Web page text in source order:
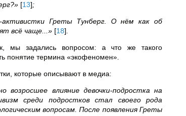
[13];
Греты Тунберг. О нём как об
всё чаще...» [18]
мы задались вопросом: а что же такого
понятие термина «экофеномен».
которые описывают в медиа:
возросшее влияние девочки-подростка на
среди подростков стал своего рода
вопросам. После появления Греты